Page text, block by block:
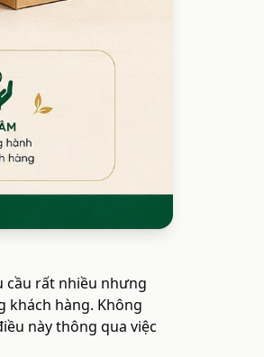
cầu rất nhiều nhưng
khách hàng. Không
này thông qua việc